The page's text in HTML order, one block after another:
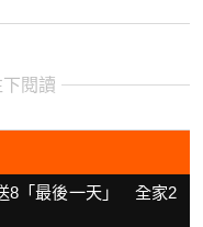
閱讀
8「最後一天」 全家2